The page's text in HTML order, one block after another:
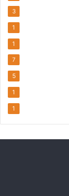
3
1
1
7
5
1
1